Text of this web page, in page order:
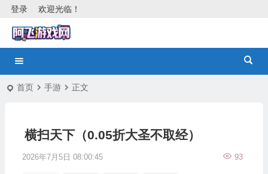
欢迎光临！
登录
首页 手游 正文
横扫天下（0.05折大圣不取经）
2026年7月5日 08:00:45 93